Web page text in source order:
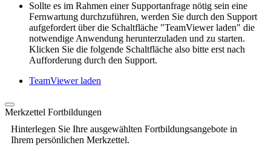
Sollte es im Rahmen einer Supportanfrage nötig sein eine
Fernwartung durchzuführen, werden Sie durch den Support
aufgefordert über die Schaltfläche "TeamViewer laden" die
notwendige Anwendung herunterzuladen und zu starten.
Klicken Sie die folgende Schaltfläche also bitte erst nach
Aufforderung durch den Support.
TeamViewer laden
Merkzettel Fortbildungen
Hinterlegen Sie Ihre ausgewählten Fortbildungsangebote in
Ihrem persönlichen Merkzettel.